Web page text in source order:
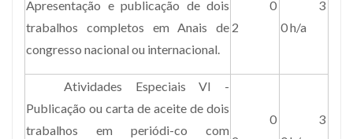
Apresentação e publicação de dois
trabalhos completos em Anais de
congresso nacional ou internacional.
0
2
3
0 h/a
Atividades Especiais VI -
Publicação ou carta de aceite de dois
trabalhos em periódi-co com
0
3